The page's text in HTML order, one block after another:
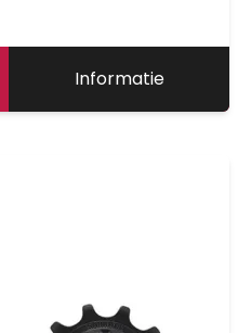
Informatie